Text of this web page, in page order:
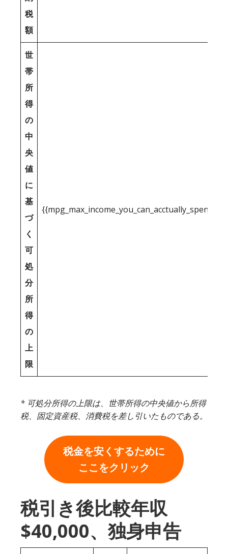
税
額
世
帯
所
得
の
中
央
値
に
基
づ
く
可
処
分
所
得
の
上
限
* 可処分所得の上限は、世帯所得の中央値から所得
税、固定資産税、消費税を差し引いたものである。
税金を安くするために
ここをクリック
税引き後比較年収
$40,000、独身申告